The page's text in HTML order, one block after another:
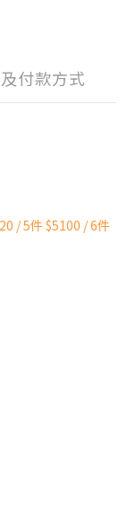
付款方式
/ 5件 $5100 / 6件